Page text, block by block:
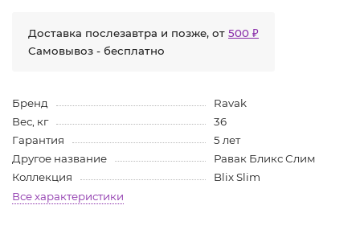
Доставка послезавтра и позже, от 500 ₽
Самовывоз - бесплатно
Бренд
Ravak
Вес, кг
36
Гарантия
5 лет
Другое название
Равак Бликс Слим
Коллекция
Blix Slim
Все характеристики